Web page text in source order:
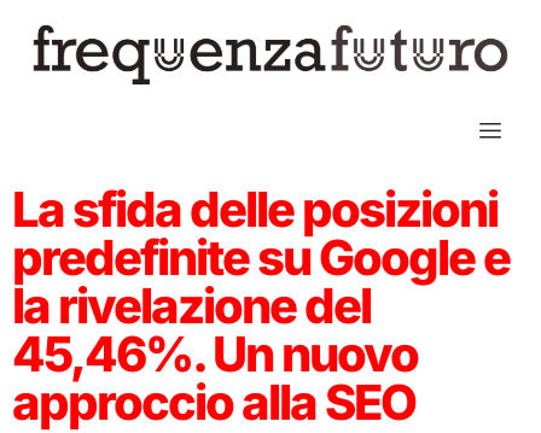
La sfida delle posizioni
predefinite su Google e
la rivelazione del
45,46%. Un nuovo
approccio alla SEO